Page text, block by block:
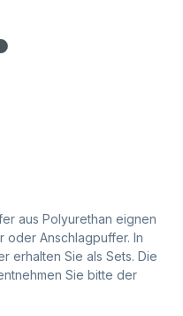
aus Polyurethan eignen
oder Anschlagpuffer. In
erhalten Sie als Sets. Die
Sie bitte der